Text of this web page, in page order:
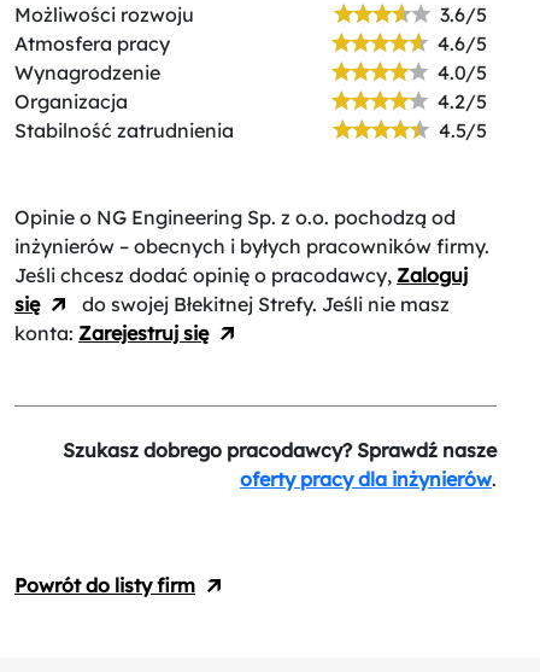
Możliwości rozwoju
3.6/5
Atmosfera pracy
4.6/5
Wynagrodzenie
4.0/5
Organizacja
4.2/5
Stabilność zatrudnienia
4.5/5
Opinie o NG Engineering Sp. z o.o. pochodzą od
inżynierów – obecnych i byłych pracowników firmy.
Jeśli chcesz dodać opinię o pracodawcy, Zaloguj
się
do swojej Błekitnej Strefy. Jeśli nie masz
konta: Zarejestruj się
Szukasz dobrego pracodawcy? Sprawdź nasze
oferty pracy dla inżynierów.
Powrót do listy firm